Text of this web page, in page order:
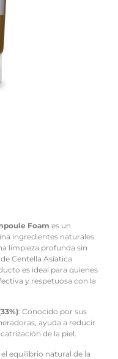
Foam es un
ingredientes naturales
limpieza profunda sin
Centella Asiatica
es ideal para quienes
y respetuosa con la
: Conocido por sus
ayuda a reducir
de la piel.
equilibrio natural de la